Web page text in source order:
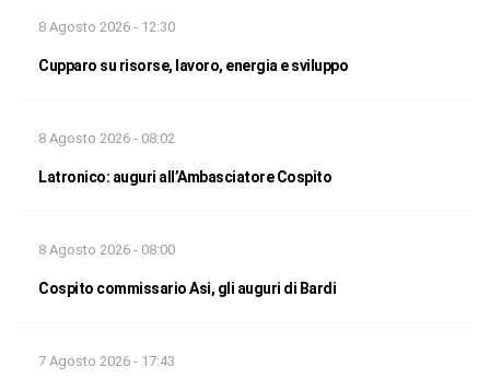
8 Agosto 2026 - 12:30
Cupparo su risorse, lavoro, energia e sviluppo
8 Agosto 2026 - 08:02
Latronico: auguri all’Ambasciatore Cospito
8 Agosto 2026 - 08:00
Cospito commissario Asi, gli auguri di Bardi
7 Agosto 2026 - 17:43